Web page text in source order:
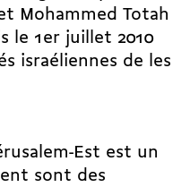
Mohammed Totah
le 1er juillet 2010
israéliennes de les
Est est un
sont des